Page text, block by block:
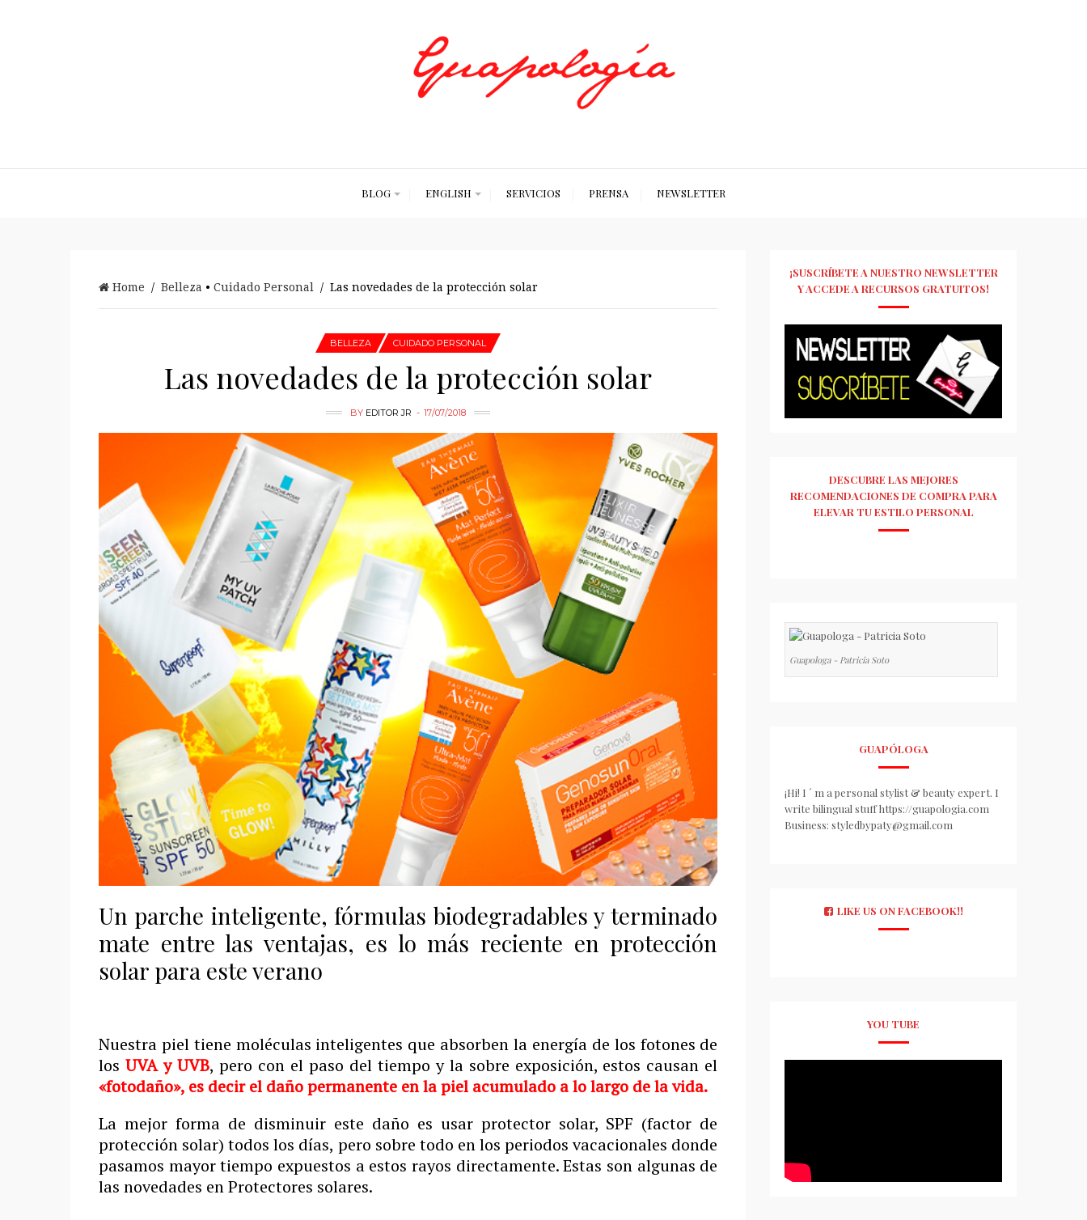
BLOG ENGLISH SERVICIOS PRENSA NEWSLETTER
Home / Belleza • Cuidado Personal / Las novedades de la protección solar
BELLEZA CUIDADO PERSONAL
Las novedades de la protección solar
BY EDITOR JR 17/07/2018
Un parche inteligente, fórmulas biodegradables y terminado
mate entre las ventajas, es lo más reciente en protección
solar para este verano
Nuestra piel tiene moléculas inteligentes que absorben la energía de los fotones de
los UVA y UVB, pero con el paso del tiempo y la sobre exposición, estos causan el
«fotodaño», es decir el daño permanente en la piel acumulado a lo largo de la vida.
La mejor forma de disminuir este daño es usar protector solar, SPF (factor de
protección solar) todos los días, pero sobre todo en los periodos vacacionales donde
pasamos mayor tiempo expuestos a estos rayos directamente. Estas son algunas de
las novedades en Protectores solares.
¡SUSCRÍBETE A NUESTRO NEWSLETTER
Y ACCEDE A RECURSOS GRATUITOS!
DESCUBRE LAS MEJORES
RECOMENDACIONES DE COMPRA PARA
ELEVAR TU ESTILO PERSONAL
Guapologa - Patricia Soto
GUAPÓLOGA
¡Hi! I ´ m a personal stylist & beauty expert. I
write bilingual stuff https://guapologia.com
Business: styledbypaty@gmail.com
LIKE US ON FACEBOOK!!
YOU TUBE